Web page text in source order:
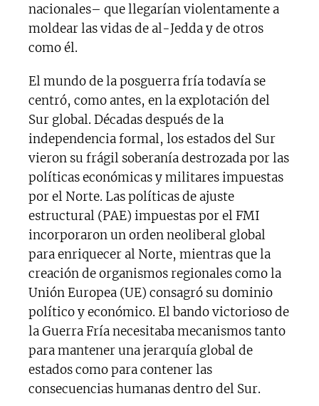
nacionales– que llegarían violentamente a
moldear las vidas de al-Jedda y de otros
como él.
El mundo de la posguerra fría todavía se
centró, como antes, en la explotación del
Sur global. Décadas después de la
independencia formal, los estados del Sur
vieron su frágil soberanía destrozada por las
políticas económicas y militares impuestas
por el Norte. Las políticas de ajuste
estructural (PAE) impuestas por el FMI
incorporaron un orden neoliberal global
para enriquecer al Norte, mientras que la
creación de organismos regionales como la
Unión Europea (UE) consagró su dominio
político y económico. El bando victorioso de
la Guerra Fría necesitaba mecanismos tanto
para mantener una jerarquía global de
estados como para contener las
consecuencias humanas dentro del Sur.